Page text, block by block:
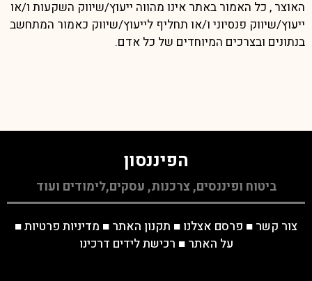
האוצר , כל האמור באתר אינו מהווה ייעוץ/שיווק השקעות ו/או
ייעוץ/שיווק פנסיוני ו/או תחליף לייעוץ/שיווק כאמור המתחשב
בנתונים ובצרכים המיוחדים של כל אדם.
הפיננסון
ביטוח ופיננסים, צרכנות, עסקים,לימודים ועוד
צור קשר ■ פרסם אצלנו ■ תקנון האתר ■ מדיניות פרטיות■
על האתר ■ רכישת לידים דרכינו